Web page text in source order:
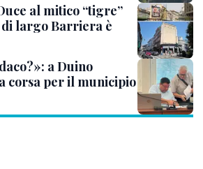
al mitico “tigre”
largo Barriera è
a Duino
corsa per il municipio